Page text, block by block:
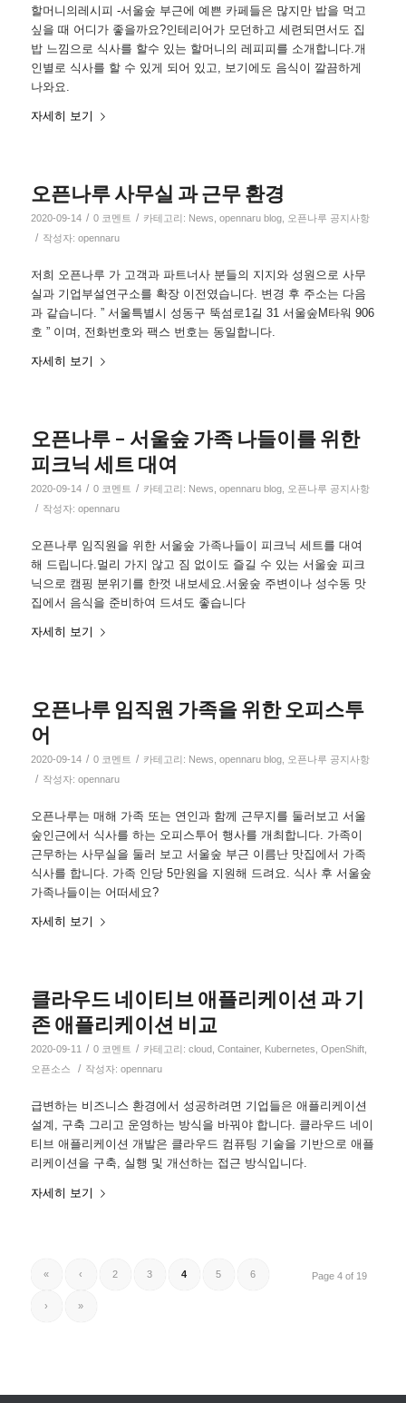
할머니의레시피 -서울숲 부근에 예쁜 카페들은 많지만 밥을 먹고
싶을 때 어디가 좋을까요?인테리어가 모던하고 세련되면서도 집
밥 느낌으로 식사를 할수 있는 할머니의 레피피를 소개합니다.개
인별로 식사를 할 수 있게 되어 있고, 보기에도 음식이 깔끔하게
나와요.
자세히 보기
오픈나루 사무실 과 근무 환경
2020-09-14 / 0 코멘트 / 카테고리: News opennaru blog, 오픈나루 공지사항
/ 작성자: opennaru
저희 오픈나루 가 고객과 파트너사 분들의 지지와 성원으로 사무
실과 기업부설연구소를 확장 이전였습니다. 변경 후 주소는 다음
과 같습니다. ” 서울특별시 성동구 뚝섬로1길 31 서울숲M타워 906
호 ” 이며, 전화번호와 팩스 번호는 동일합니다.
자세히 보기
오픈나루 – 서울숲 가족 나들이를 위한
피크닉 세트 대여
2020-09-14 / 0 코멘트 / 카테고리: News opennaru blog, 오픈나루 공지사항
/ 작성자: opennaru
오픈나루 임직원을 위한 서울숲 가족나들이 피크닉 세트를 대여
해 드립니다.멀리 가지 않고 짐 없이도 즐길 수 있는 서울숲 피크
닉으로 캠핑 분위기를 한껏 내보세요.서웊숲 주변이나 성수동 맛
집에서 음식을 준비하여 드셔도 좋습니다
자세히 보기
오픈나루 임직원 가족을 위한 오피스투
어
2020-09-14 / 0 코멘트 / 카테고리: News opennaru blog, 오픈나루 공지사항
/ 작성자: opennaru
오픈나루는 매해 가족 또는 연인과 함께 근무지를 둘러보고 서울
숲인근에서 식사를 하는 오피스투어 행사를 개최합니다. 가족이
근무하는 사무실을 둘러 보고 서울숲 부근 이름난 맛집에서 가족
식사를 합니다. 가족 인당 5만원을 지원해 드려요. 식사 후 서울숲
가족나들이는 어떠세요?
자세히 보기
클라우드 네이티브 애플리케이션 과 기
존 애플리케이션 비교
2020-09-11 / 0 코멘트 / 카테고리: cloud, Container, Kubernetes, OpenShift,
오픈소스
/ 작성자: opennaru
급변하는 비즈니스 환경에서 성공하려면 기업들은 애플리케이션
설계, 구축 그리고 운영하는 방식을 바꿔야 합니다. 클라우드 네이
티브 애플리케이션 개발은 클라우드 컴퓨팅 기술을 기반으로 애플
리케이션을 구축, 실행 및 개선하는 접근 방식입니다.
자세히 보기
Page 4 of 19
« ‹ 2 3 4 5 6
› »